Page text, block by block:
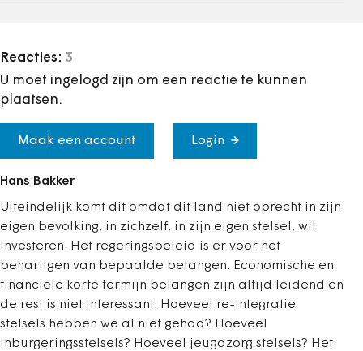
Reacties: 3
U moet ingelogd zijn om een reactie te kunnen
plaatsen.
Maak een account Login
Hans Bakker
Uiteindelijk komt dit omdat dit land niet oprecht in zijn
eigen bevolking, in zichzelf, in zijn eigen stelsel, wil
investeren. Het regeringsbeleid is er voor het
behartigen van bepaalde belangen. Economische en
financiële korte termijn belangen zijn altijd leidend en
de rest is niet interessant. Hoeveel re-integratie
stelsels hebben we al niet gehad? Hoeveel
inburgeringsstelsels? Hoeveel jeugdzorg stelsels? Het